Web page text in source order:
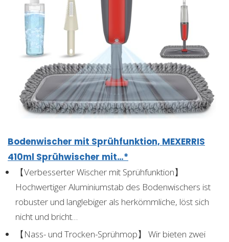
Bodenwischer mit Sprühfunktion, MEXERRIS
410ml Sprühwischer mit…*
【Verbesserter Wischer mit Sprühfunktion】
Hochwertiger Aluminiumstab des Bodenwischers ist
robuster und langlebiger als herkömmliche, löst sich
nicht und bricht…
【Nass- und Trocken-Sprühmop】 Wir bieten zwei